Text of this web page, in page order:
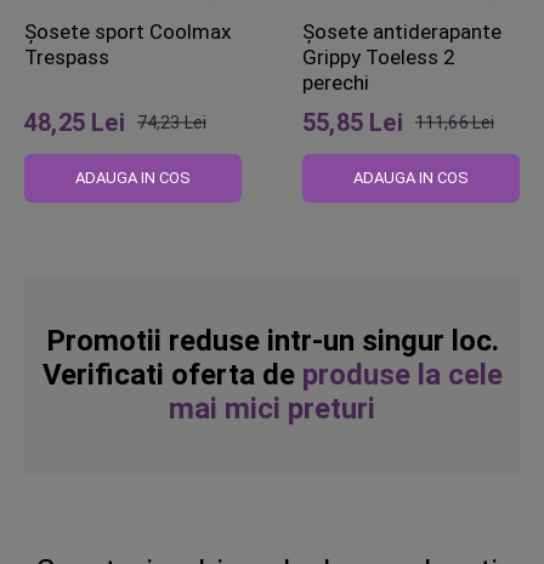
Șosete sport Coolmax
Trespass
48,25 Lei
obisnuit
74,23 Lei
ADAUGA IN COS
Șosete antiderapante
Grippy Toeless 2
perechi
55,85 Lei
obisnuit
111,66 Lei
ADAUGA IN COS
Promotii reduse intr-un singur loc.
Verificati oferta de produse la cele
mai mici preturi